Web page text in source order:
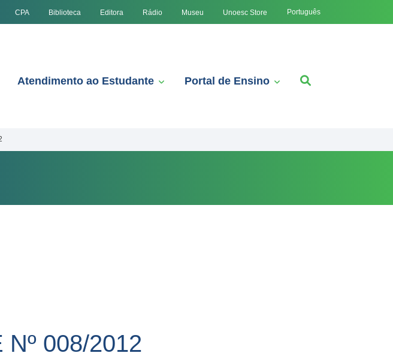
CPA Biblioteca Editora Rádio Museu Unoesc Store Português
Atendimento ao Estudante Portal de Ensino
008/2012